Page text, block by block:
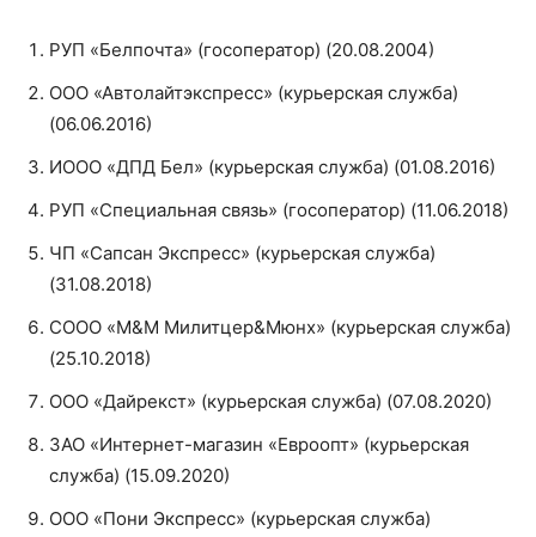
РУП «Белпочта» (госоператор) (20.08.2004)
ООО «Автолайтэкспресс» (курьерская служба)
(06.06.2016)
ИООО «ДПД Бел» (курьерская служба) (01.08.2016)
РУП «Специальная связь» (госоператор) (11.06.2018)
ЧП «Сапсан Экспресс» (курьерская служба)
(31.08.2018)
СООО «M&M Милитцер&Мюнх» (курьерская служба)
(25.10.2018)
ООО «Дайрекст» (курьерская служба) (07.08.2020)
ЗАО «Интернет-магазин «Евроопт» (курьерская
служба) (15.09.2020)
ООО «Пони Экспресс» (курьерская служба)